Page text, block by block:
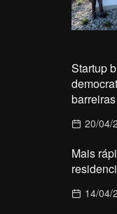
Startup
20/04/
Mais
14/04/